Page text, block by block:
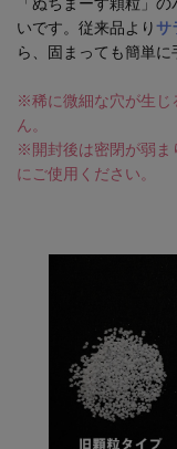
いです。従来品よりサ
ら、固まっても簡単に
※稀に微細な穴が生じ
ん。
※開封後は密閉が弱ま
にご使用ください。